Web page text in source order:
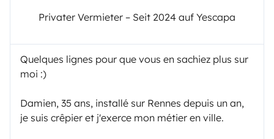
Privater Vermieter – Seit 2024 auf Yescapa
Quelques lignes pour que vous en sachiez plus sur
moi :)
Damien, 35 ans, installé sur Rennes depuis un an,
je suis crêpier et j'exerce mon métier en ville.